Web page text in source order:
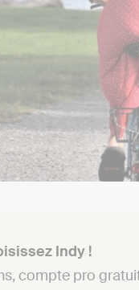
Indy !
compte pro